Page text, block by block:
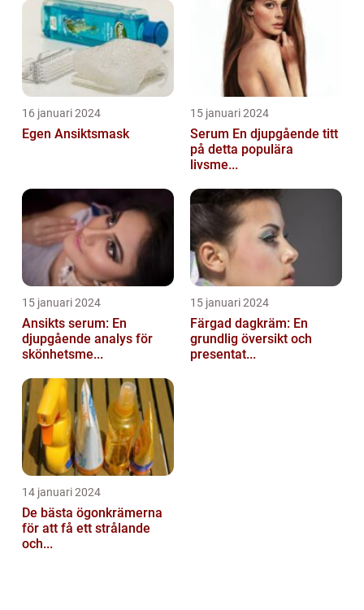
16 januari 2024
Egen Ansiktsmask
15 januari 2024
Serum En djupgående titt
på detta populära
livsme...
15 januari 2024
Ansikts serum: En
djupgående analys för
skönhetsme...
15 januari 2024
Färgad dagkräm: En
grundlig översikt och
presentat...
14 januari 2024
De bästa ögonkrämerna
för att få ett strålande
och...